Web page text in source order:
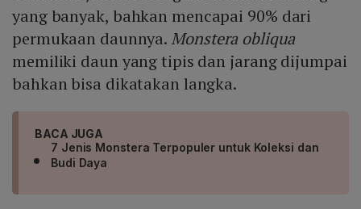
yang banyak, bahkan mencapai 90% dari
permukaan daunnya. Monstera obliqua
memiliki daun yang tipis dan jarang dijumpai
bahkan bisa dikatakan langka.
BACA JUGA
7 Jenis Monstera Terpopuler untuk Koleksi dan
Budi Daya